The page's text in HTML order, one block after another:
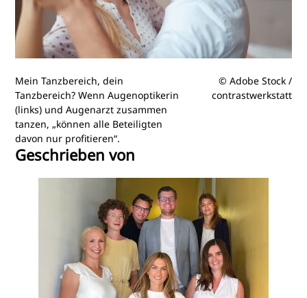
Mein Tanzbereich, dein
Tanzbereich? Wenn Augenoptikerin
(links) und Augenarzt zusammen
tanzen, „können alle Beteiligten
davon nur profitieren“.
© Adobe Stock /
contrastwerkstatt
Geschrieben von